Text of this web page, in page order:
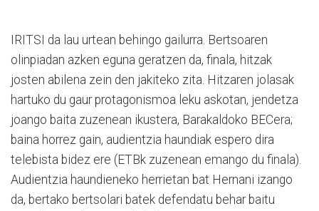
IRITSI da lau urtean behingo gailurra. Bertsoaren
olinpiadan azken eguna geratzen da, finala, hitzak
josten abilena zein den jakiteko zita. Hitza­ren jolasak
hartuko du gaur protagonismoa leku askotan, jendetza
joango baita zuzenean ikustera, Barakaldoko BECera;
baina horrez gain, audientzia haundiak espero dira
telebista bidez ere (ETBk zuzenean emango du finala).
Audientzia haundieneko herrietan bat Hernani izango
da, bertako bertsolari batek defendatu behar baitu